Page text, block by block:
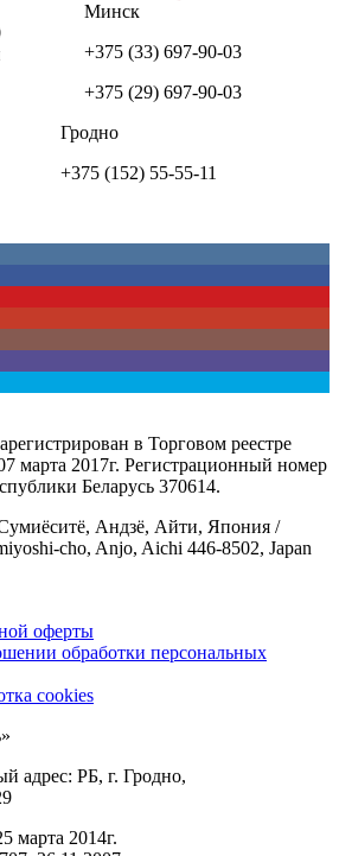
Минск
+375 (33) 697-90-03
+375 (29) 697-90-03
Гродно
+375 (152) 55-55-11
в Торговом реестре
марта 2017г. Регистрационный номер
Беларусь 370614.
Андзё, Айти, Япония /
cho, Anjo, Aichi 446-8502, Japan
оферты
обработки персональных
cookies
адрес: РБ, г. Гродно,
марта 2014г.